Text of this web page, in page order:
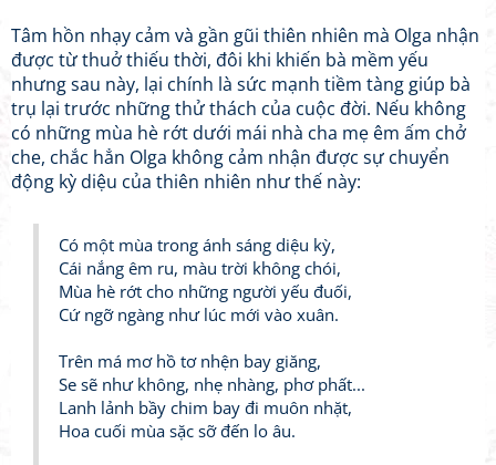
Tâm hồn nhạy cảm và gần gũi thiên nhiên mà Olga nhận
được từ thuở thiếu thời, đôi khi khiến bà mềm yếu
nhưng sau này, lại chính là sức mạnh tiềm tàng giúp bà
trụ lại trước những thử thách của cuộc đời. Nếu không
có những mùa hè rớt dưới mái nhà cha mẹ êm ấm chở
che, chắc hẳn Olga không cảm nhận được sự chuyển
động kỳ diệu của thiên nhiên như thế này:
Có một mùa trong ánh sáng diệu kỳ,
Cái nắng êm ru, màu trời không chói,
Mùa hè rớt cho những người yếu đuối,
Cứ ngỡ ngàng như lúc mới vào xuân.
Trên má mơ hồ tơ nhện bay giăng,
Se sẽ như không, nhẹ nhàng, phơ phất...
Lanh lảnh bầy chim bay đi muôn nhặt,
Hoa cuối mùa sặc sỡ đến lo âu.